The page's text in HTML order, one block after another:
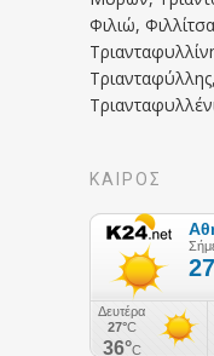
Φιλιώ,
ΚΑΙΡΟΣ